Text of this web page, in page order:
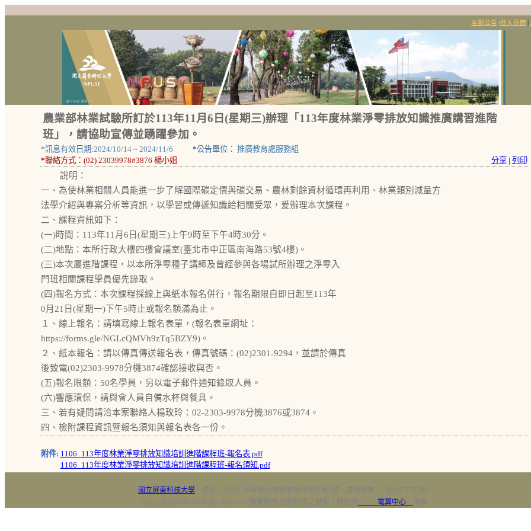
全部公告 登入頁面
農業部林業試驗所訂於113年11月6日(星期三)辦理「113年度林業淨零排放知識推廣講習進階
班」，請協助宣傳並踴躍參加。
*訊息有效日期:2024/10/14~ 2024/11/6 *公告單位： 推廣教育處服務組
*聯絡方式： (02) 23039978#3876 楊小姐 分享 | 列印
說明：
一、為使林業相關人員能進一步了解國際碳定價與碳交易、農林剩餘資材循環再利用、林業類別減量方
法學介紹與專案分析等資訊，以學習或傳遞知識給相關受眾，爰辦理本次課程。
二、課程資訊如下：
(一)時間：113年11月6日(星期三)上午9時至下午4時30分。
(二)地點：本所行政大樓四樓會議室(臺北市中正區南海路53號4樓)。
(三)本次屬進階課程，以本所淨零種子講師及曾經參與各場試所辦理之淨零入
門班相關課程學員優先錄取。
(四)報名方式：本次課程採線上與紙本報名併行，報名期限自即日起至113年
0月21日(星期一)下午5時止或報名額滿為止。
１、線上報名：請填寫線上報名表單，(報名表單網址：
https://forms.gle/NGLcQMVh9zTq5BZY9)。
２、紙本報名：請以傳真傳送報名表，傳真號碼：(02)2301-9294，並請於傳真
後致電(02)2303-9978分機3874確認接收與否。
(五)報名限額：50名學員，另以電子郵件通知錄取人員。
(六)響應環保，請與會人員自備水杯與餐具。
三、若有疑問請洽本案聯絡人楊玫玲：02-2303-9978分機3876或3874。
四、檢附課程資訊暨報名須知與報名表各一份。
附件: 1106_113年度林業淨零排放知識培訓進階課程班-報名表.pdf
1106_113年度林業淨零排放知識培訓進階課程班-報名須知.pdf
國立屏東科技大學
電算中心